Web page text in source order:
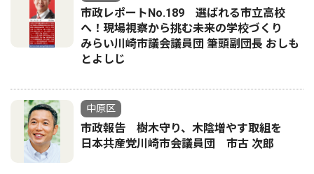
市政レポートNo.189 選ばれる市立高校
へ！現場視察から挑む未来の学校づくり
みらい川崎市議会議員団 筆頭副団長 おしも
とよしじ
中原区
市政報告 樹木守り、木陰増やす取組を
日本共産党川崎市会議員団 市古 次郎